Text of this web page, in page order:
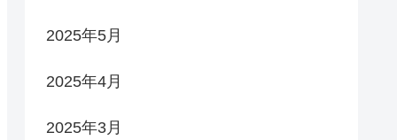
2025年5月
2025年4月
2025年3月